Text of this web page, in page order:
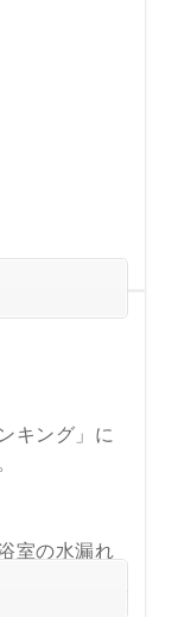
キング」に
室の水漏れ
さんランキ